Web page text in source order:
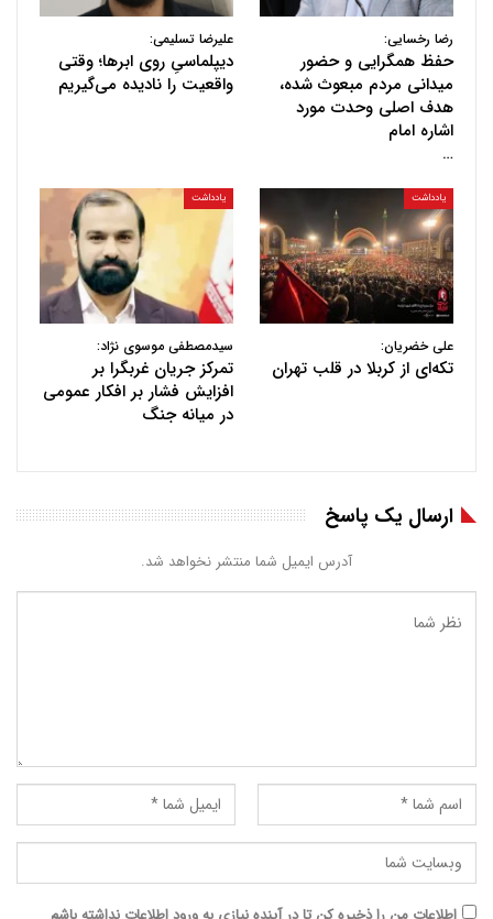
رضا رخسایی:
حفظ همگرایی و حضور
میدانی مردم مبعوث شده،
هدف اصلی وحدت مورد
اشاره امام
…
علیرضا تسلیمی:
دیپلماسیِ روی ابرها؛ وقتی
واقعیت را نادیده می‌گیریم
یادداشت
علی خضریان:
تکه‌ای از کربلا در قلب تهران
یادداشت
سیدمصطفی موسوی نژاد:
تمرکز جریان غربگرا بر
افزایش فشار بر افکار عمومی
در میانه جنگ
ارسال یک پاسخ
آدرس ایمیل شما منتشر نخواهد شد.